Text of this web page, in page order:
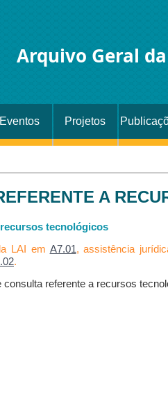
Arquivo Geral da
Eventos Projetos
A
tecnológicos
LAI em A7.01, assistência
.
consulta referente a recursos